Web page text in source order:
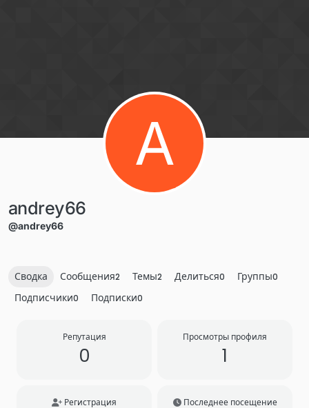
A
andrey66
@andrey66
Сводка Сообщения2 Темы2 Делиться0 Группы0
Подписчики0 Подписки0
Репутация
0
Просмотры профиля
1
Регистрация Последнее посещение